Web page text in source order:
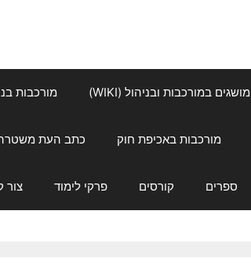
מושגים במורכבות ובניהול (WIKI) מורכבות
מורכבות באכיפת חוק כתב העת
ספרים קורסים פרקי לימוד צור